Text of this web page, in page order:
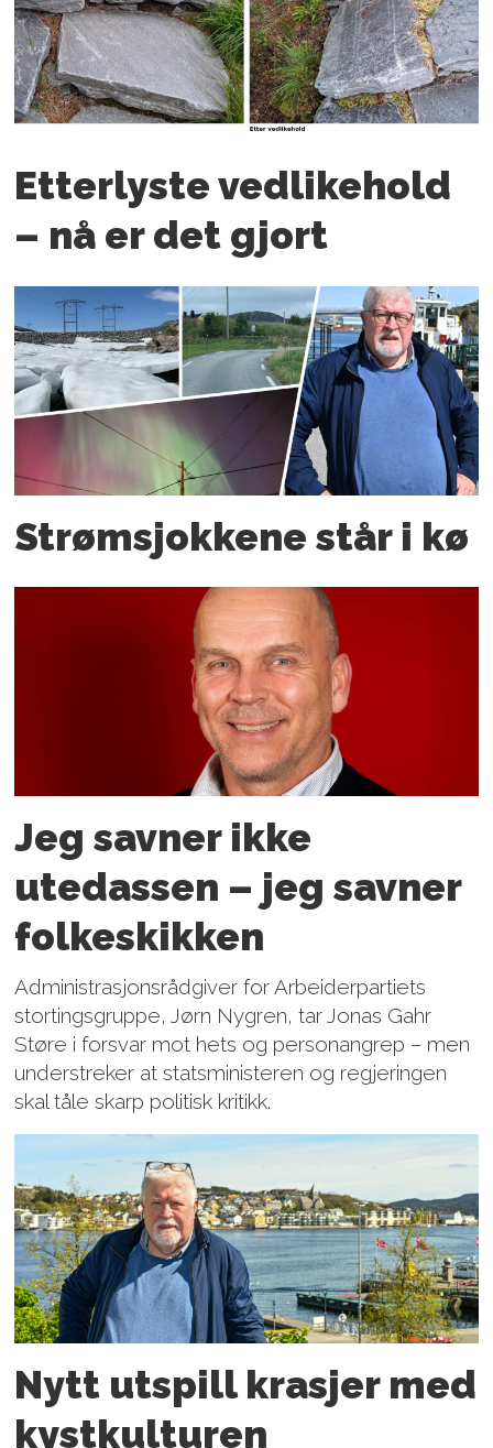
Etterlyste vedlikehold
– nå er det gjort
Strømsjokkene står i kø
Jeg savner ikke
utedassen – jeg savner
folkeskikken
Administrasjonsrådgiver for Arbeiderpartiets
stortingsgruppe, Jørn Nygren, tar Jonas Gahr
Støre i forsvar mot hets og person­angrep – men
understreker at statsministeren og regjeringen
skal tåle skarp politisk kritikk.
Nytt utspill krasjer med
kystkulturen